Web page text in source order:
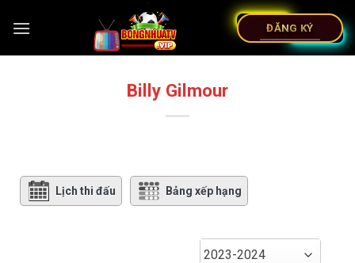
ĐĂNG KÝ
Billy Gilmour
Lịch thi đấu Bảng xếp hạng
2023-2024